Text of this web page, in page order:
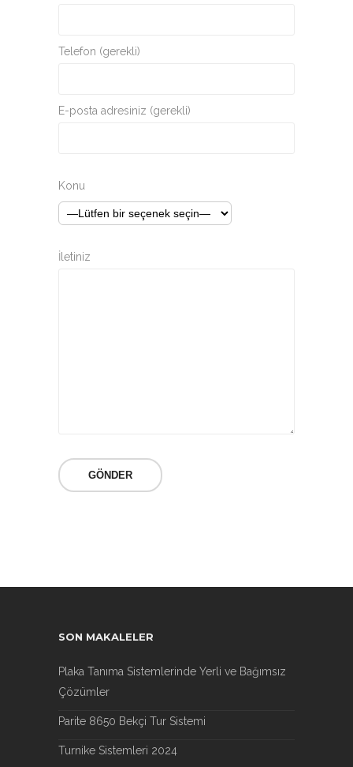
Telefon (gerekli)
E-posta adresiniz (gerekli)
Konu
İletiniz
SON MAKALELER
Plaka Tanıma Sistemlerinde Yerli ve Bağımsız
Çözümler
Parite 8650 Bekçi Tur Sistemi
Turnike Sistemleri 2024